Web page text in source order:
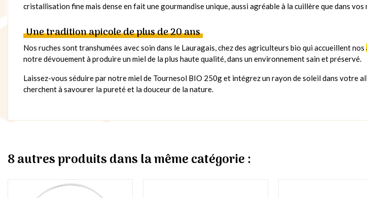
cristallisation fine mais dense en fait une gourmandise unique, aussi agréable à la cuillère que dans
Une tradition apicole de plus de 20 ans
Nos ruches sont transhumées avec soin dans le Lauragais, chez des agriculteurs bio qui accueillent nos
notre dévouement à produire un miel de la plus haute qualité, dans un environnement sain et préservé.
Laissez-vous séduire par notre miel de Tournesol BIO 250g et intégrez un rayon de soleil dans votre
cherchent à savourer la pureté et la douceur de la nature.
8 autres produits dans la même catégorie :